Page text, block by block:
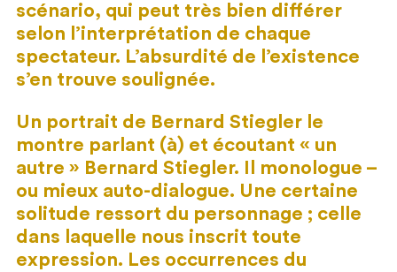
scénario, qui peut très bien différer
selon l’interprétation de chaque
spectateur. L’absurdité de l’existence
s’en trouve soulignée.
Un portrait de Bernard Stiegler le
montre parlant (à) et écoutant « un
autre » Bernard Stiegler. Il monologue –
ou mieux auto-dialogue. Une certaine
solitude ressort du personnage ; celle
dans laquelle nous inscrit toute
expression. Les occurrences du